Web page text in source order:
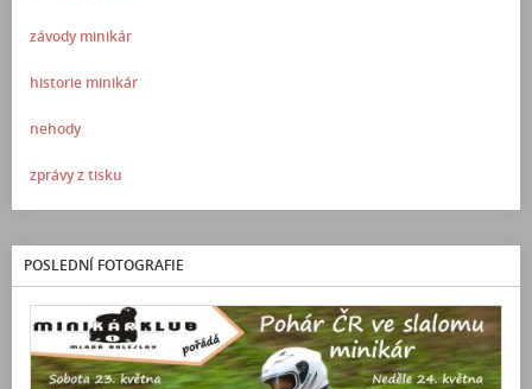
závody minikár
historie minikár
nehody
zprávy z tisku
POSLEDNÍ FOTOGRAFIE